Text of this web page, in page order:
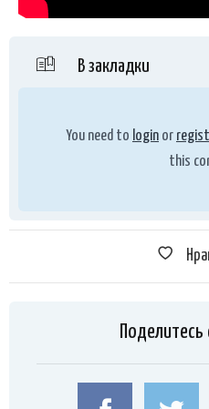
В закладки
You need to login or
this
Поделитесь